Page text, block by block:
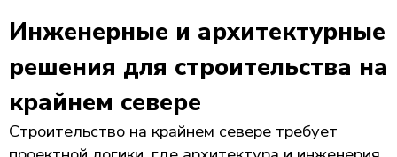
Инженерные и архитектурные
решения для строительства на
крайнем севере
Строительство на крайнем севере требует